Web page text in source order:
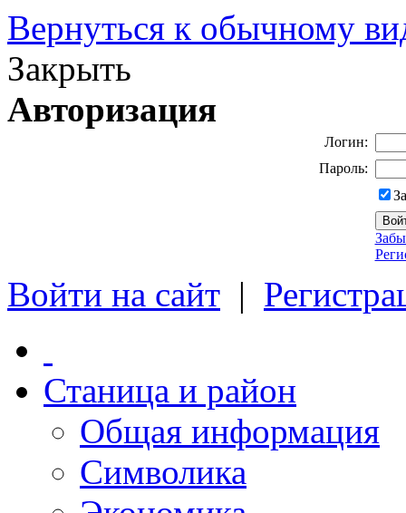
Вернуться к обычному
Закрыть
Авторизация
Логин:
Пароль:
Войти на сайт |
Станица и район
Общая информация
Символика